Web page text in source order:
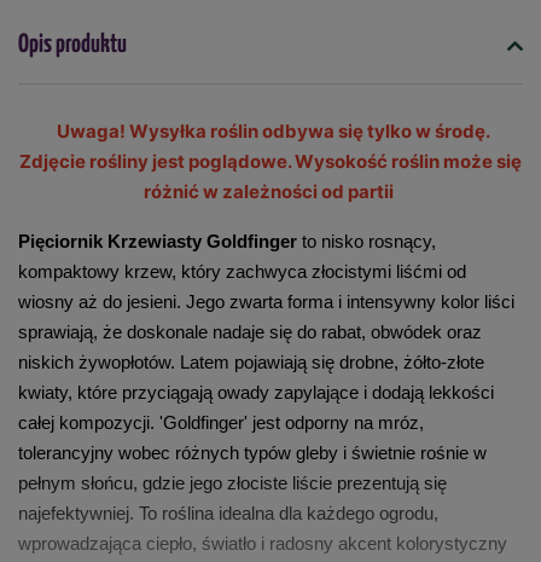
Opis produktu
Uwaga! Wysyłka roślin odbywa się tylko w środę.
Zdjęcie rośliny jest poglądowe. Wysokość roślin może się
różnić w zależności od partii
Pięciornik Krzewiasty Goldfinger to nisko rosnący,
kompaktowy krzew, który zachwyca złocistymi liśćmi od
wiosny aż do jesieni. Jego zwarta forma i intensywny kolor liści
sprawiają, że doskonale nadaje się do rabat, obwódek oraz
niskich żywopłotów. Latem pojawiają się drobne, żółto-złote
kwiaty, które przyciągają owady zapylające i dodają lekkości
całej kompozycji. 'Goldfinger' jest odporny na mróz,
tolerancyjny wobec różnych typów gleby i świetnie rośnie w
pełnym słońcu, gdzie jego złociste liście prezentują się
najefektywniej. To roślina idealna dla każdego ogrodu,
wprowadzająca ciepło, światło i radosny akcent kolorystyczny